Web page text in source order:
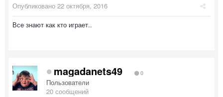
Опубликовано 22 октября, 2016
Все знают как кто играет..
magadanets49 0
Пользователи
20 сообщений